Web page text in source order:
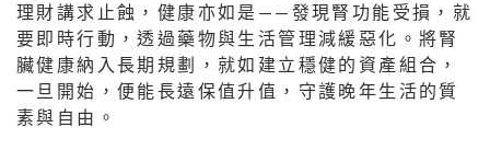
理財講求止蝕，健康亦如是——發現腎功能受損，就
要即時行動，透過藥物與生活管理減緩惡化。將腎
臟健康納入長期規劃，就如建立穩健的資產組合，
一旦開始，便能長遠保值升值，守護晚年生活的質
素與自由。